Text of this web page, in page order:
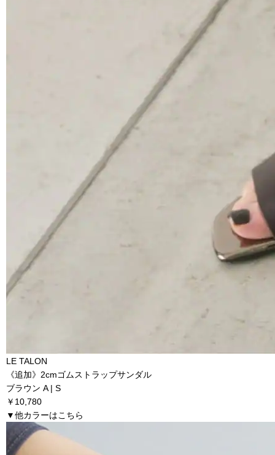
LE TALON
《追加》2cmゴムストラップサンダル
ブラウン A | S
￥10,780
▼他カラーはこちら